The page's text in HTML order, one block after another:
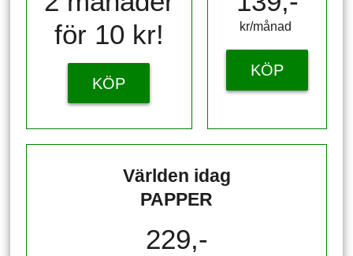
för 10 kr!
KÖP
kr/månad ​​​​​​
KÖP
Världen idag
PAPPER
229,-